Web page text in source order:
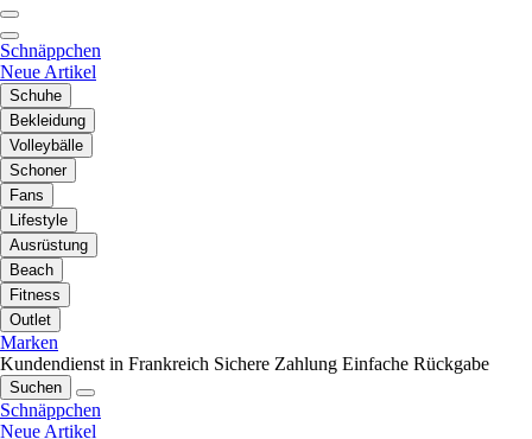
Schnäppchen
Neue Artikel
Schuhe
Bekleidung
Volleybälle
Schoner
Fans
Lifestyle
Ausrüstung
Beach
Fitness
Outlet
Marken
Kundendienst in Frankreich Sichere Zahlung Einfache Rückgabe
Suchen
Schnäppchen
Neue Artikel